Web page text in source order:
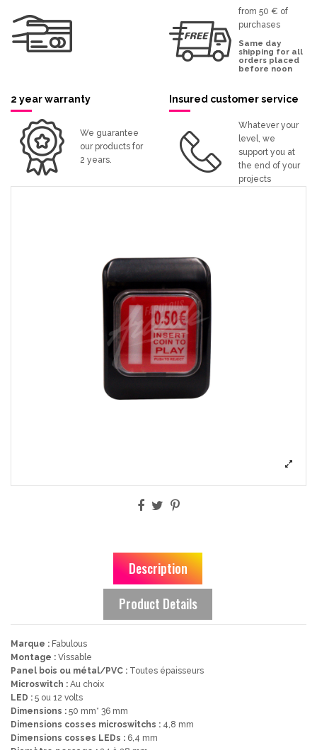
from 50 € of
purchases
Same day
shipping for all
orders placed
before noon
2 year warranty
We guarantee
our products for
2 years.
Insured customer service
Whatever your
level, we
support you at
the end of your
projects
Description
Product Details
Marque : Fabulous
Montage : Vissable
Panel bois ou métal/PVC : Toutes épaisseurs
Microswitch : Au choix
LED : 5 ou 12 volts
Dimensions : 50 mm* 36 mm
Dimensions cosses microswitchs : 4,8 mm
Dimensions cosses LEDs : 6,4 mm